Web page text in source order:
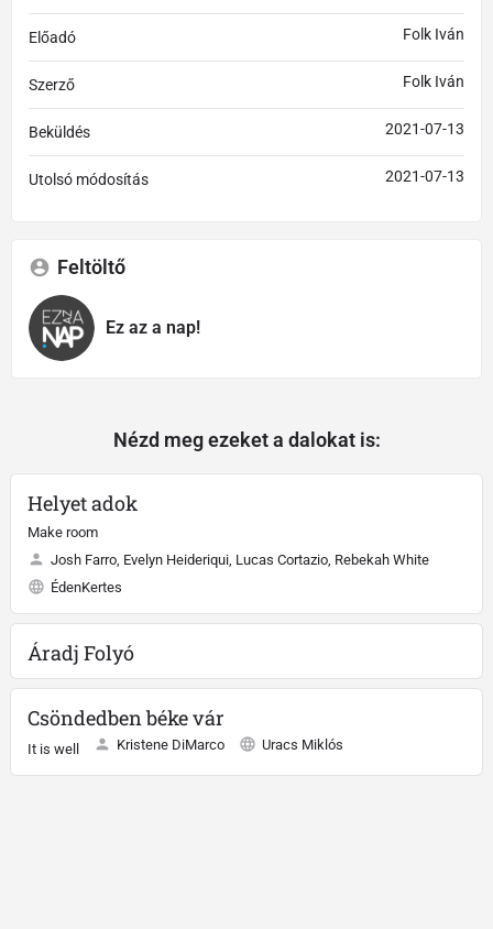
Előadó Folk Iván
Szerző Folk Iván
Beküldés 2021-07-13
Utolsó módosítás 2021-07-13
Feltöltő
Ez az a nap!
Nézd meg ezeket a dalokat is:
Helyet adok
Make room
Josh Farro, Evelyn Heideriqui, Lucas Cortazio, Rebekah White
ÉdenKertes
Áradj Folyó
Csöndedben béke vár
It is well Kristene DiMarco Uracs Miklós